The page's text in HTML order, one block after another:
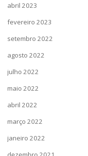
abril 2023
fevereiro 2023
setembro 2022
agosto 2022
julho 2022
maio 2022
abril 2022
março 2022
janeiro 2022